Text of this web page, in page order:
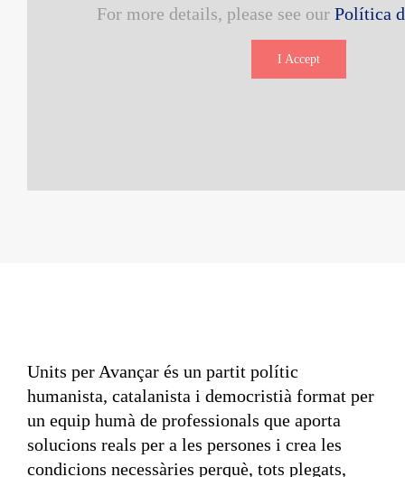
For more details, please see our Política
I Accept
Units per Avançar és un partit polític
humanista, catalanista i democristià format per
un equip humà de professionals que aporta
solucions reals per a les persones i crea les
condicions necessàries perquè, tots plegats,